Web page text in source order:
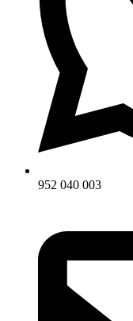
952 040 003